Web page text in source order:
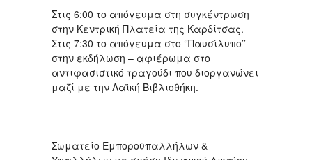
Στις 6:00 το απόγευμα στη συγκέντρωση
στην Κεντρική Πλατεία της Καρδίτσας.
Στις 7:30 το απόγευμα στο ‘’Παυσίλυπο’’
στην εκδήλωση – αφιέρωμα στο
αντιφασιστικό τραγούδι που διοργανώνει
μαζί με την Λαϊκή Βιβλιοθήκη.
Σωματείο Εμποροϋπαλλήλων &